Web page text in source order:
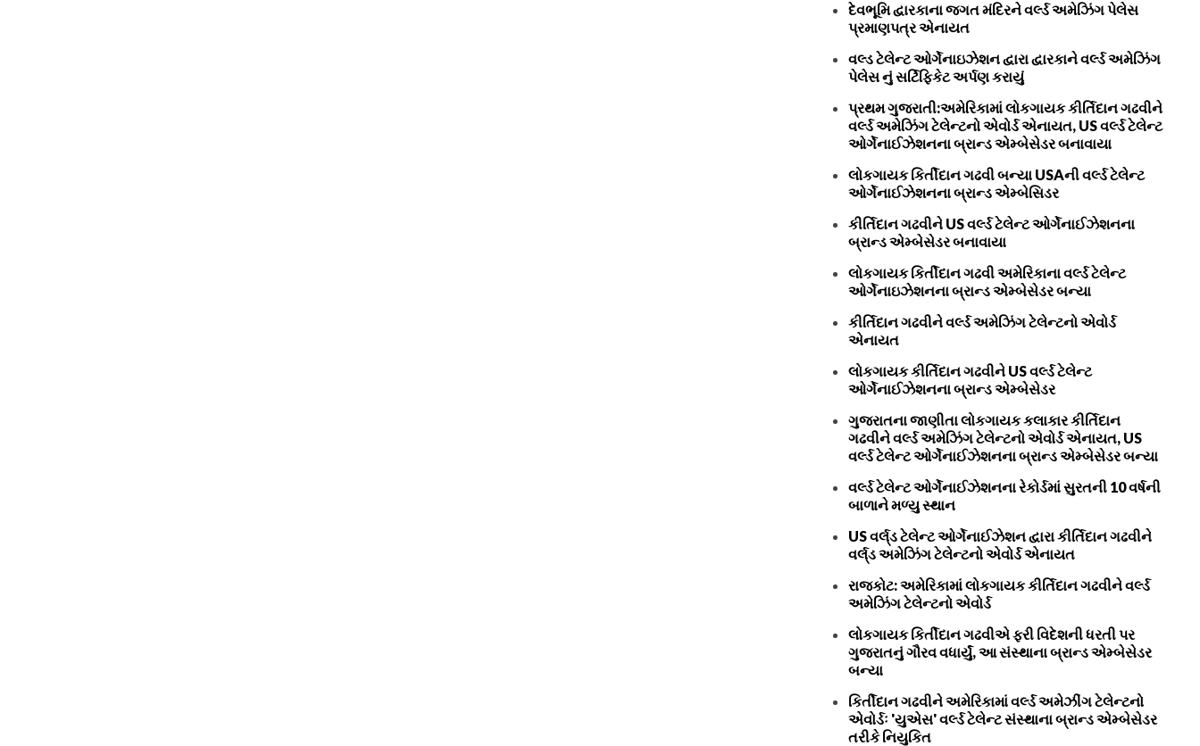
દેવભૂમિ દ્વારકાના જગત મંદિરને વર્લ્ડ અમેઝિંગ પેલેસ
પ્રમાણપત્ર એનાયત
વલ્ડ ટેલેન્ટ ઓર્ગેનાઇઝેશન દ્વારા દ્વારકાને વર્લ્ડ અમેઝિંગ
પેલેસ નું સર્ટિફિકેટ અર્પણ કરાયું
પ્રથમ ગુજરાતી:અમેરિકામાં લોકગાયક કીર્તિદાન ગઢવીને
વર્લ્ડ અમેઝિંગ ટેલેન્ટનો એવોર્ડ એનાયત, US વર્લ્ડ ટેલેન્ટ
ઓર્ગેનાઈઝેશનના બ્રાન્ડ એમ્બેસેડર બનાવાયા
લોકગાયક કિર્તીદાન ગઢવી બન્યા USAની વર્લ્ડ ટેલેન્ટ
ઓર્ગેનાઈઝેશનના બ્રાન્ડ એમ્બેસિડર
કીર્તિદાન ગઢવીને US વર્લ્ડ ટેલેન્ટ ઓર્ગેનાઈઝેશનના
બ્રાન્ડ એમ્બેસેડર બનાવાયા
લોકગાયક કિર્તીદાન ગઢવી અમેરિકાના વર્લ્ડ ટેલેન્ટ
ઓર્ગેનાઇઝેશનના બ્રાન્ડ એમ્બેસેડર બન્યા
કીર્તિદાન ગઢવીને વર્લ્ડ અમેઝિંગ ટેલેન્ટનો એવોર્ડ
એનાયત
લોકગાયક કીર્તિદાન ગઢવીને US વર્લ્ડ ટેલેન્ટ
ઓર્ગેનાઈઝેશનના બ્રાન્ડ એમ્બેસેડર
ગુજરાતના જાણીતા લોકગાયક કલાકાર કીર્તિદાન
ગઢવીને વર્લ્ડ અમેઝિંગ ટેલેન્ટનો એવોર્ડ એનાયત, US
વર્લ્ડ ટેલેન્ટ ઓર્ગેનાઈઝેશનના બ્રાન્ડ એમ્બેસેડર બન્યા
વર્લ્ડ ટેલેન્ટ ઓર્ગેનાઈઝેશનના રેકોર્ડમાં સુરતની 10 વર્ષની
બાળાને મળ્યુ સ્થાન
US વર્લ્‌ડ ટેલેન્ટ ઓર્ગેનાઈઝેશન દ્વારા કીર્તિદાન ગઢવીને
વર્લ્‌ડ અમેઝિંગ ટેલેન્ટનો એવોર્ડ એનાયત
રાજકોટ: અમેરિકામાં લોકગાયક કીર્તિદાન ગઢવીને વર્લ્ડ
અમેઝિંગ ટેલેન્ટનો એવોર્ડ
લોકગાયક કિર્તીદાન ગઢવીએ ફરી વિદેશની ધરતી પર
ગુજરાતનું ગૌરવ વધાર્યું, આ સંસ્થાના બ્રાન્ડ એમ્બેસેડર
બન્યા
કિર્તીદાન ગઢવીને અમેરિકામાં વર્લ્ડ અમેઝીંગ ટેલેન્ટનો
એવોર્ડઃ 'યુએસ' વર્લ્ડ ટેલેન્ટ સંસ્થાના બ્રાન્ડ એમ્બેસેડર
તરીકે નિયુકિત